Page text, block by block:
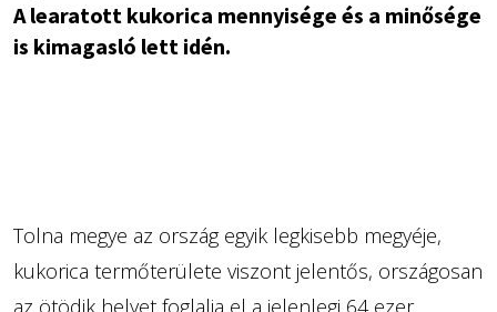
A learatott kukorica mennyisége és a minősége
is kimagasló lett idén.
Tolna megye az ország egyik legkisebb megyéje,
kukorica termőterülete viszont jelentős, országosan